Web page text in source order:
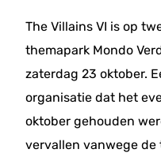
The Villains VI is op
themapark Mondo
zaterdag 23 oktober.
organisatie dat het
oktober gehouden
vervallen vanwege de